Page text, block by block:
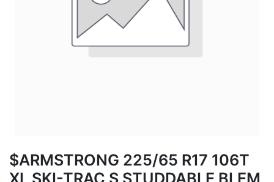
$ARMSTRONG 225/65 R17 106T
XL SKI-TRAC S STUDDABLE BLEM